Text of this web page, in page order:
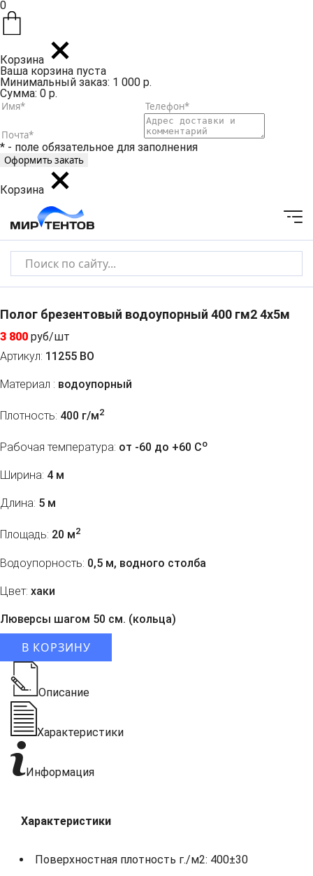
0
Корзина
Ваша корзина пуста
Минимальный заказ: 1 000 р.
Сумма: 0 р.
* - поле обязательное для заполнения
Корзина
Полог брезентовый водоупорный 400 гм2 4x5м
3 800 руб/шт
Артикул: 11255 ВО
Материал : водоупорный
Плотность: 400 г/м2
Рабочая температура: от -60 до +60 Co
Ширина: 4 м
Длина: 5 м
Площадь: 20 м2
Водоупорность: 0,5 м, водного столба
Цвет: хаки
Люверсы шагом 50 см. (кольца)
В КОРЗИНУ
Описание
Характеристики
Информация
Характеристики
Поверхностная плотность г./м2: 400±30